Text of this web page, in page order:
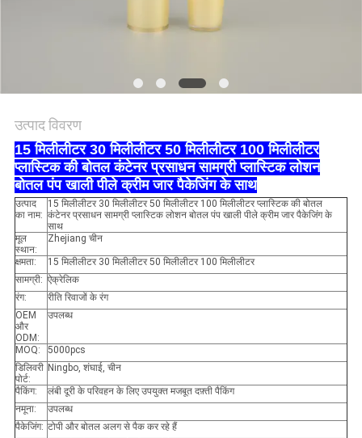
उत्पाद विवरण
15 मिलीलीटर 30 मिलीलीटर 50 मिलीलीटर 100 मिलीलीटर
प्लास्टिक की बोतल कंटेनर प्रसाधन सामग्री प्लास्टिक लोशन
बोतल पंप खाली पीले क्रीम जार पैकेजिंग के साथ
उत्पाद
का नाम:
15 मिलीलीटर 30 मिलीलीटर 50 मिलीलीटर 100 मिलीलीटर प्लास्टिक की बोतल
कंटेनर प्रसाधन सामग्री प्लास्टिक लोशन बोतल पंप खाली पीले क्रीम जार पैकेजिंग के
साथ
मूल
स्थान:
Zhejiang चीन
क्षमता:
15 मिलीलीटर 30 मिलीलीटर 50 मिलीलीटर 100 मिलीलीटर
सामग्री: ऐक्रेलिक
रंग:
रीति रिवाजों के रंग
OEM
और
ODM:
उपलब्ध
MOQ:
5000pcs
डिलिवरी
पोर्ट:
Ningbo, शंघाई, चीन
पैकिंग:
लंबी दूरी के परिवहन के लिए उपयुक्त मजबूत दफ़्ती पैकिंग
नमूना:
उपलब्ध
पैकेजिंग: टोपी और बोतल अलग से पैक कर रहे हैं